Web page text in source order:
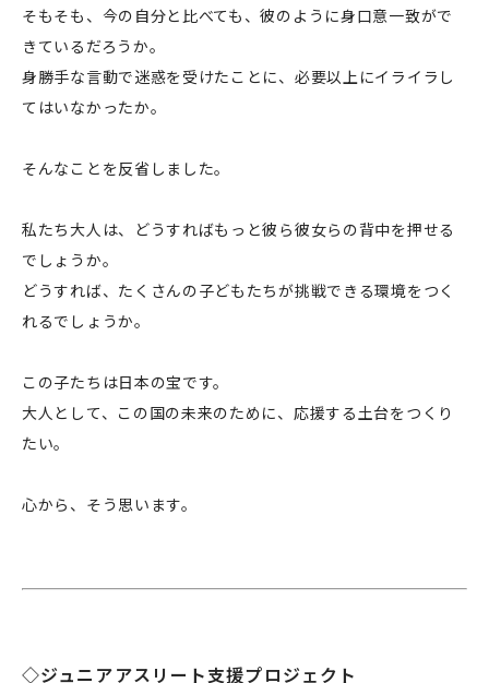
そもそも、今の自分と比べても、彼のように身口意一致がで
きているだろうか。
身勝手な言動で迷惑を受けたことに、必要以上にイライラし
てはいなかったか。
そんなことを反省しました。
私たち大人は、どうすればもっと彼ら彼女らの背中を押せる
でしょうか。
どうすれば、たくさんの子どもたちが挑戦できる環境をつく
れるでしょうか。
この子たちは日本の宝です。
大人として、この国の未来のために、応援する土台をつくり
たい。
心から、そう思います。
◇ジュニアアスリート支援プロジェクト